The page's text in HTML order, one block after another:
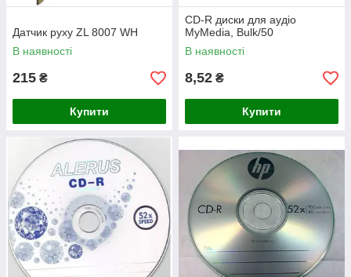
Датчик руху ZL 8007 WH
В наявності
215 ₴
Купити
CD-R диски для аудіо
MyMedia, Bulk/50
В наявності
8,52 ₴
Купити